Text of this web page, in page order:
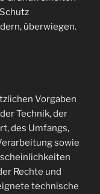
überwiegen.
Vorgaben
Technik, der
des Umfangs,
sowie
Rechte und
technische